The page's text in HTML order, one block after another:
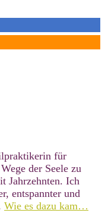
für
der Seele zu
Jahrzehnten. Ich
entspannter und
Wie es dazu kam…